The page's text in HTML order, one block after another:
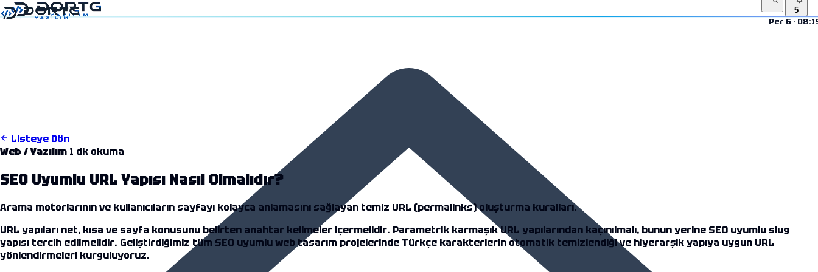
5
Per 6 ·
Listeye Dön
Web / Yazılım 1 dk okuma
SEO Uyumlu URL Yapısı Nasıl Olmalıdır?
Arama motorlarının ve kullanıcıların sayfayı kolayca anlamasını sağlayan temiz URL (permalinks) oluşturma kuralları.
URL yapıları net, kısa ve sayfa konusunu belirten anahtar kelimeler içermelidir. Parametrik karmaşık URL yapılarından kaçınılmalı, bunun yerine SEO uyumlu slug
yapısı tercih edilmelidir. Geliştirdiğimiz tüm SEO uyumlu web tasarım projelerinde Türkçe karakterlerin otomatik temizlendiği ve hiyerarşik yapıya uygun URL
yönlendirmeleri kurguluyoruz.